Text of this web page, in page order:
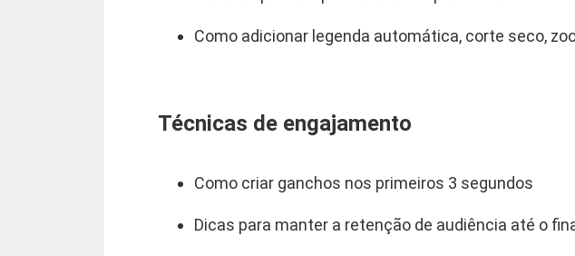
Como adicionar legenda automática, corte seco,
Técnicas de engajamento
Como criar ganchos nos primeiros 3 segundos
Dicas para manter a retenção de audiência até o